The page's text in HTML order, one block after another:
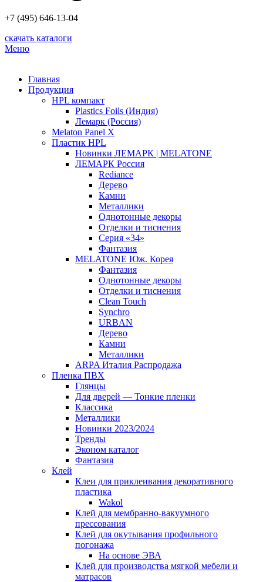
+7 (495) 646-13-04
скачать каталоги
Меню
Главная
Продукция
HPL компакт
Plastics Foils (Индия)
Лемарк (Россия)
Melaton Panel X
Пластик HPL
Новинки ЛЕМАРК | MELATONE
ЛЕМАРК Россия
Rediance
Дерево
Камни
Металлики
Однотонные декоры
Отделки и тиснения
Серия «34»
Фантазия
MELATONE Юж. Корея
Фантазия
Однотонные декоры
Отделки и тиснения
Clean Touch
Synchro
URBAN
Дерево
Камни
Металлики
ARPA Италия Распродажа
Пленка ПВХ
Глянцы
Для дверей — Тонкие пленки
Классика
Металлики
Новинки 2023/2024
Тренды
Эконом каталог
Фантазия
Клей
Клеи для приклеивания декоративного
пластика
Wakol
Клей для мембранно-вакуумного
прессования
Клей для окутывания профильного
погонажа
На основе ЭВА
Клей для производства мягкой мебели и
матрасов